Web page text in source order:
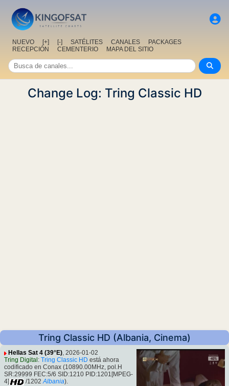
NUEVO [+] [-] SATÉLITES CANALES
PACKAGES
RECEPCIÓN
CEMENTERIO MAPA DEL SITIO
Change Log: Tring Classic HD
Tring Classic HD (Albania, Cinema)
Hellas Sat 4 (39°E), 2026-01-02
Tring Digital : Tring Classic HD está ahora
codificado en Conax (10890.00MHz, pol.H
SR:29999 FEC:5/6 SID:1210 PID:1201[MPEG-
4]
/1202 Albania).